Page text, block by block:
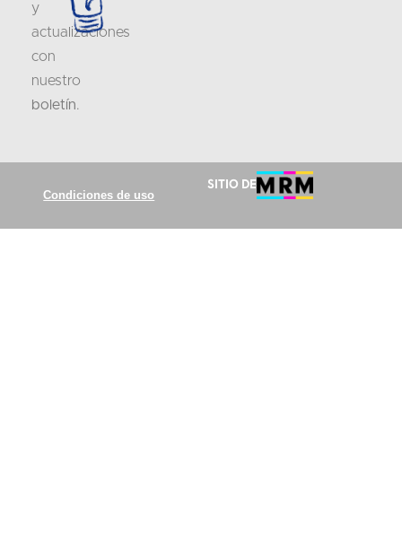
y
actualizaciones
con
nuestro
boletín.
Condiciones de uso
Sitio de